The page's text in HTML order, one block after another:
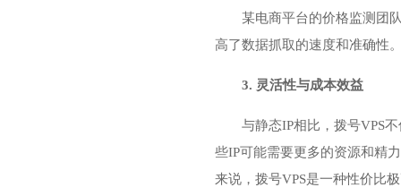
某电商平台的价格监测团
高了数据抓取的速度和准确性
3. 灵活性与成本效益
与静态IP相比，拨号VPS
些IP可能需要更多的资源和精
来说，拨号VPS是一种性价比